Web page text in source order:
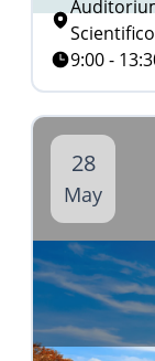
9:00 -
28
May